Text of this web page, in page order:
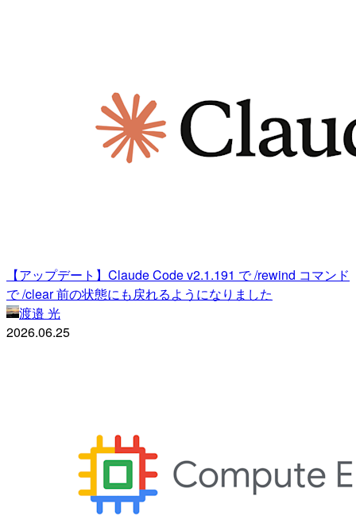
【アップデート】Claude Code v2.1.191 で /rewind コマンド
で /clear 前の状態にも戻れるようになりました
渡邉 光
2026.06.25